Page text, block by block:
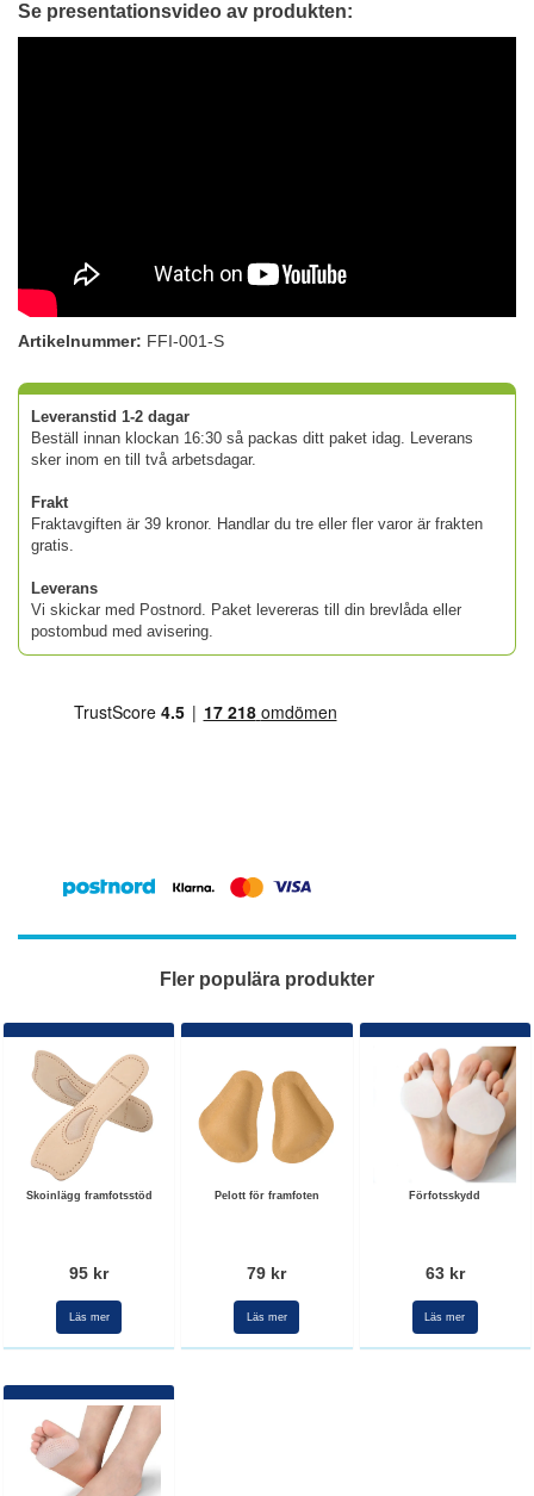
Se presentationsvideo av produkten:
Artikelnummer: FFI-001-S
Leveranstid 1-2 dagar
Beställ innan klockan 16:30 så packas ditt paket idag. Leverans
sker inom en till två arbetsdagar.
Frakt
Fraktavgiften är 39 kronor. Handlar du tre eller fler varor är frakten
gratis.
Leverans
Vi skickar med Postnord. Paket levereras till din brevlåda eller
postombud med avisering.
Fler populära produkter
Skoinlägg framfotsstöd
95 kr
Läs mer
Pelott för framfoten
79 kr
Läs mer
Förfotsskydd
63 kr
Läs mer